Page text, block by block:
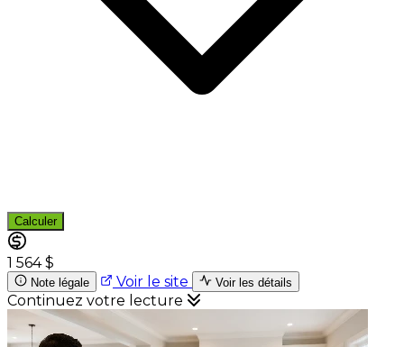
Calculer
1 564 $
Note légale Voir le site Voir les détails
Continuez votre lecture